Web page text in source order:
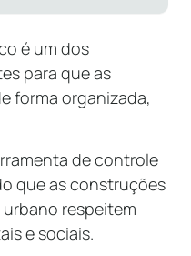
é um dos
para que as
forma organizada,
de controle
que as construções
respeitem
e sociais.